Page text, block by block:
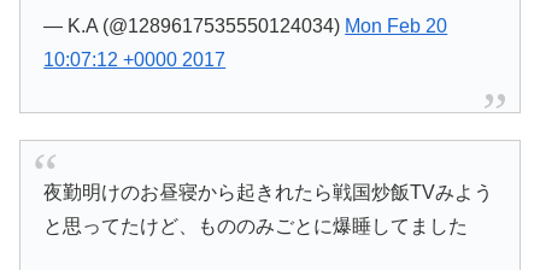
— K.A (@1289617535550124034) Mon Feb 20
10:07:12 +0000 2017
夜勤明けのお昼寝から起きれたら戦国炒飯TVみよう
と思ってたけど、もののみごとに爆睡してました